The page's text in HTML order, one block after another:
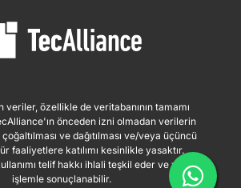
veriler, özellikle de veritabanının tamamı
önceden izni olmadan verilerin
ve dağıtılması ve/veya üçüncü
faaliyetlere katılımı kesinlikle yasaktır.
telif hakkı ihlali teşkil eder ve yasal
işlemle sonuçlanabilir.